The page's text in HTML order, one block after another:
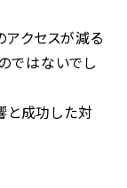
アクセスが減る
ではないでし
成功した対